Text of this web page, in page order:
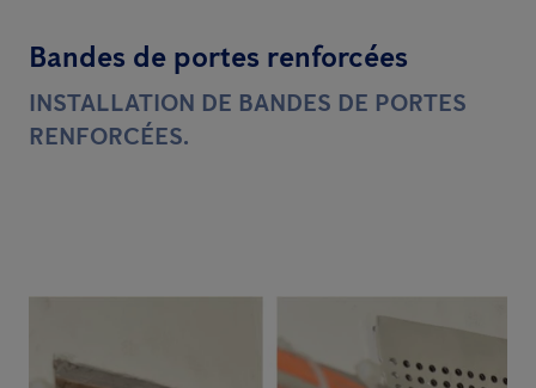
Bandes de portes renforcées
INSTALLATION DE BANDES DE PORTES
RENFORCÉES.